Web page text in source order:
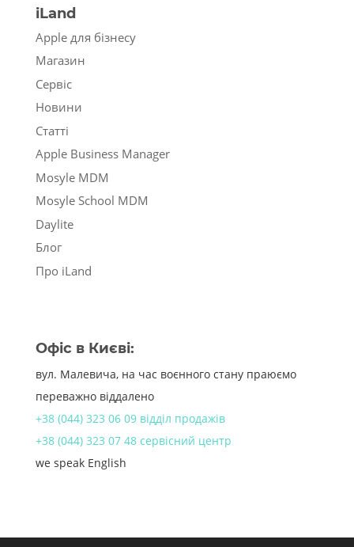
iLand
Apple для бізнесу
Магазин
Сервіс
Новини
Статті
Apple Business Manager
Mosyle MDM
Mosyle School MDM
Daylite
Блог
Про iLand
Офіс в Києві:
вул. Малевича, на час воєнного стану праюємо
переважно віддалено
+38 (044) 323 06 09 відділ продажів
+38 (044) 323 07 48 сервісний центр
we speak English